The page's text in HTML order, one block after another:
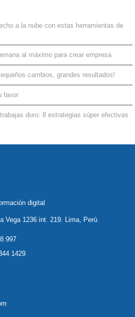
a la nube con estas herramientas de
al máximo para crear empresa
cambios, grandes resultados!
favor
duro: 8 estrategias súper efectivas
digital
Vega 1236 int. 219. Lima, Perú.
997
1429